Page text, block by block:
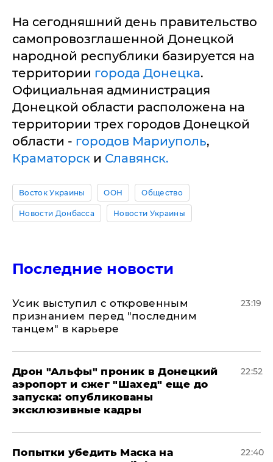
На сегодняшний день правительство
самопровозглашенной Донецкой
народной республики базируется на
территории города Донецка.
Официальная администрация
Донецкой области расположена на
территории трех городов Донецкой
области - городов Мариуполь,
Краматорск и Славянск.
Восток Украины ООН Общество
Новости Донбасса Новости Украины
Последние новости
Усик выступил с откровенным
признанием перед "последним
танцем" в карьере
23:19
Дрон "Альфы" проник в Донецкий
аэропорт и сжег "Шахед" еще до
запуска: опубликованы
эксклюзивные кадры
22:52
Попытки убедить Маска на
22:40